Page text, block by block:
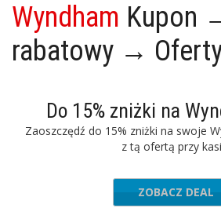
Wyndham Kupon
rabatowy →
Do 15% zniżki na
Zaoszczędź do 15% zniżki na swoje
z tą ofertą przy
ZOBACZ DEAL